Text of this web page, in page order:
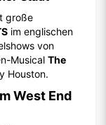
große
im englischen
von
Musical The
Houston.
West End